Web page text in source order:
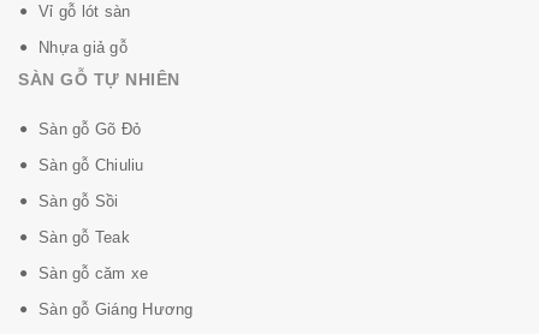
Vỉ gỗ lót sàn
Nhựa giả gỗ
SÀN GỖ TỰ NHIÊN
Sàn gỗ Gõ Đỏ
Sàn gỗ Chiuliu
Sàn gỗ Sồi
Sàn gỗ Teak
Sàn gỗ căm xe
Sàn gỗ Giáng Hương